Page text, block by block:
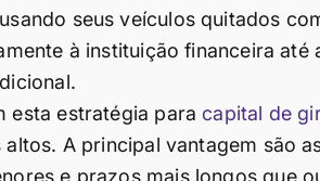
seus veículos quitados
à instituição financeira
esta estratégia para capital de
altos. A principal vantagem são
e prazos mais longos que